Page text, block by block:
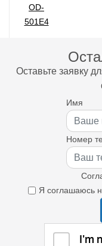
Оставьте заявку
Имя
Номер
Я соглашаюсь